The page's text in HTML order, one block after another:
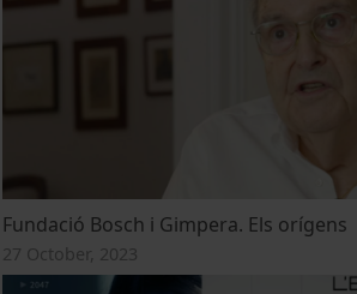
Fundació Bosch i Gimpera. Els orígens
27 October, 2023